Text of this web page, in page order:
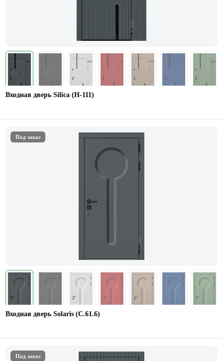
Входная дверь Silica (Н-111)
Под заказ
Входная дверь Solaris (С.61.6)
Под заказ